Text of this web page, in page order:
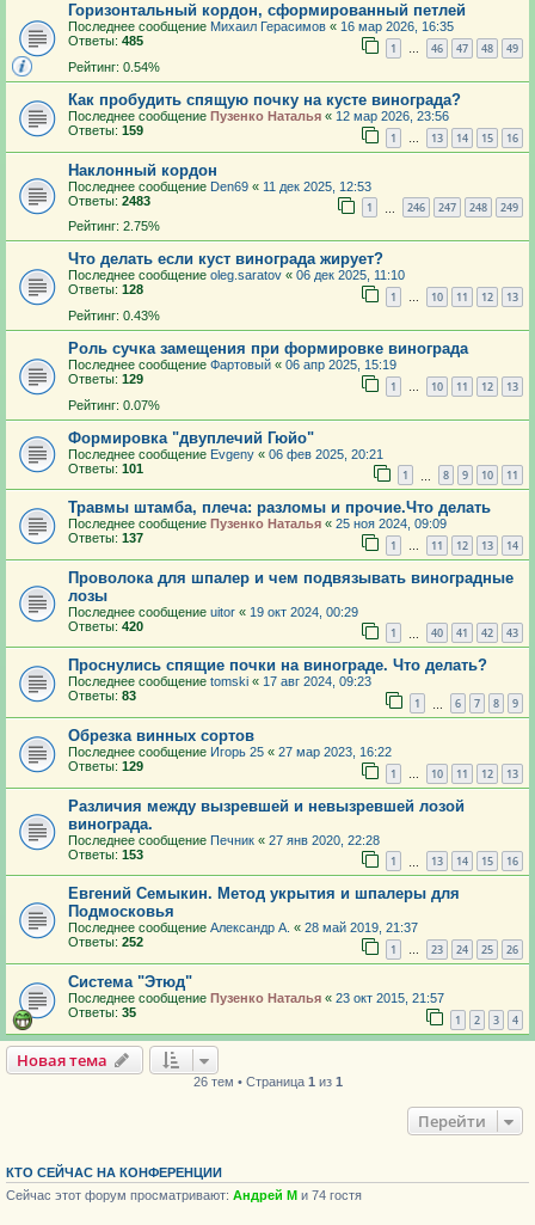
Горизонтальный кордон, сформированный петлей
Последнее сообщение Михаил Герасимов « 16 мар 2026, 16:35
Ответы: 485 1 … 46 47 48 49
Рейтинг: 0.54%
Как пробудить спящую почку на кусте винограда?
Последнее сообщение Пузенко Наталья « 12 мар 2026, 23:56
Ответы: 159 1 … 13 14 15 16
Наклонный кордон
Последнее сообщение Den69 « 11 дек 2025, 12:53
Ответы: 2483 1 246 247 248 249
Рейтинг: 2.75%
Что делать если куст винограда жирует?
Последнее сообщение oleg.saratov « 06 дек 2025, 11:10
Ответы: 128 1 … 10 11 12 13
Рейтинг: 0.43%
Роль сучка замещения при формировке винограда
Последнее сообщение Фартовый « 06 апр 2025, 15:19
Ответы: 129 1 10 11 12 13
Рейтинг: 0.07%
Формировка "двуплечий Гюйо"
Последнее сообщение Evgeny « 06 фев 2025, 20:21
Ответы: 101 1 8 9 10 11
Травмы штамба, плеча: разломы и прочие.Что делать
Последнее сообщение Пузенко Наталья « 25 ноя 2024, 09:09
Ответы: 137 1 … 11 12 13 14
Проволока для шпалер и чем подвязывать виноградные
лозы
Последнее сообщение uitor « 19 окт 2024, 00:29
Ответы: 420 1 40 41 42 43
Проснулись спящие почки на винограде. Что делать?
Последнее сообщение tomski « 17 авг 2024, 09:23
Ответы: 83 1 6 7 8 9
Обрезка винных сортов
Последнее сообщение Игорь 25 « 27 мар 2023, 16:22
Ответы: 129 1 … 10 11 12 13
Различия между вызревшей и невызревшей лозой
винограда.
Последнее сообщение Печник « 27 янв 2020, 22:28
Ответы: 153 1 13 14 15 16
Евгений Семыкин. Метод укрытия и шпалеры для
Подмосковья
Последнее сообщение Александр А. « 28 май 2019, 21:37
Ответы: 252 1 … 23 24 25 26
Система "Этюд"
Последнее сообщение Пузенко Наталья « 23 окт 2015, 21:57
Ответы: 35 1 2 3 4
Новая тема
26 тем • Страница 1 из 1
Перейти
КТО СЕЙЧАС НА КОНФЕРЕНЦИИ
Сейчас этот форум просматривают: Андрей М и 74 гостя